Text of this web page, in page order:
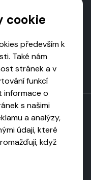
BY-NC-ND
nezpracovávejte.
cookie
především k
Také nám
stránek a v
funkcí
informace o
s našimi
a analýzy,
údaji, které
když